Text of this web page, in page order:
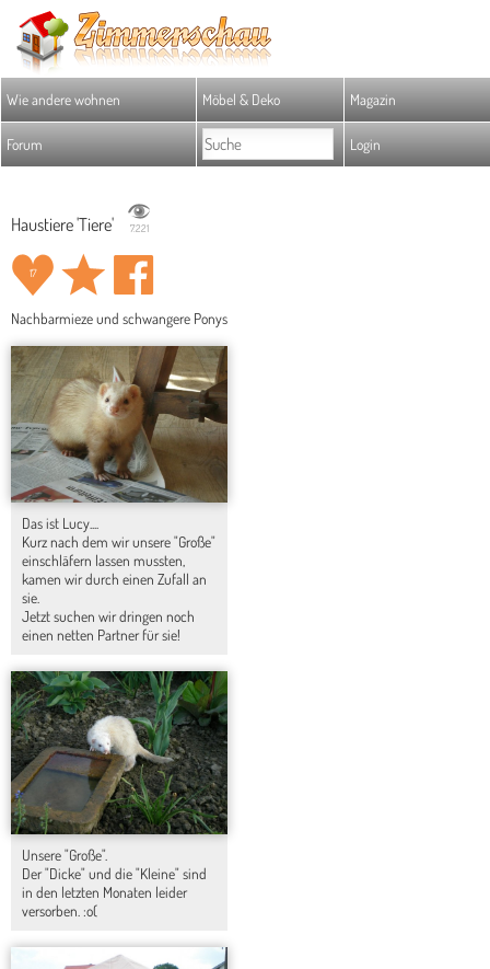
Wie andere wohnen Möbel & Deko Magazin
Forum Login
Haustiere 'Tiere' 7.221
17
Nachbarmieze und schwangere Ponys
Das ist Lucy....
Kurz nach dem wir unsere "Große"
einschläfern lassen mussten,
kamen wir durch einen Zufall an
sie.
Jetzt suchen wir dringen noch
einen netten Partner für sie!
Unsere "Große".
Der "Dicke" und die "Kleine" sind
in den letzten Monaten leider
versorben. :o(